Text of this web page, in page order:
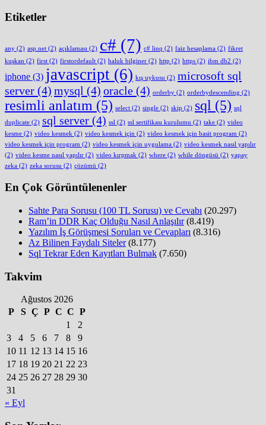
Etiketler
any (2) asp.net (2) açıklaması (2) c# (7) c# linq (2) faiz hesaplama (2) fikret
kuşkan (2) first (2) firstordefault (2) haluk bilginer (2) http (2) https (2) ibm db2 (2)
iphone (3) javascript (6) kış uykusu (2) microsoft sql
server (4) mysql (4) oracle (4) orderby (2) orderbydescending (2)
resimli anlatım (5) select (2) single (2) skip (2) sql (5) sql
duplicate (2) sql server (4) ssl (2) ssl sertifikası kurulumu (2) take (2) video
kesme (2) video kesmek (2) video kesmek için (2) video kesmek için basit program (2)
video kesmek için program (2) video kesmek için uygulama (2) video kesmek nasıl yapılır
(2) video kesme nasıl yapılır (2) video kırpmak (2) where (2) while döngüsü (2) yapay
zeka (2) zeka sorusu (2) çözümü (2)
En Çok Görüntülenenler
Sahte Para Sorusu (100 TL Sorusu) ve Cevabı (20.297)
Ram’in DDR Kaç Olduğu Nasıl Anlaşılır (8.419)
Yazılım İş Görüşmesi Soruları ve Cevapları (8.316)
Az Bilinen Faydalı Siteler (8.177)
Sql Tekrar Eden Kayıtları Bulmak (7.650)
Takvim
Ağustos 2026
P
S Ç P C C P
1
2
3
4 5 6 7 8
9
10 11 12 13 14 15 16
17 18 19 20 21 22 23
24 25 26 27 28 29 30
31
« Eyl